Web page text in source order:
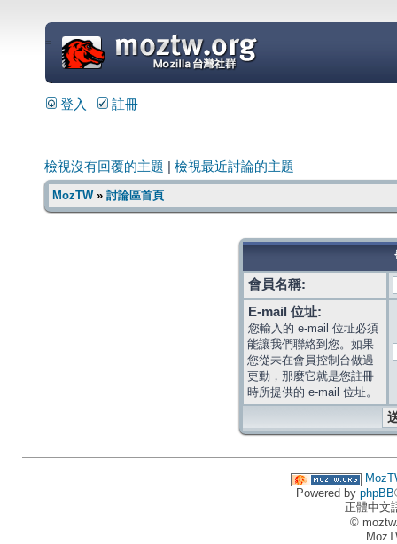
=
登入 註冊
檢視沒有回覆的主題 檢視最近討論的主題
MozTW» 討論區首頁
會員名稱:
E-mail 位址:
您輸入的 e-mail 位址必須
能讓我們聯絡到您。如果
您從未在會員控制台做過
更動，那麼它就是您註冊
時所提供的 e-mail 位址。
Powered by phpBB
正體中文
©